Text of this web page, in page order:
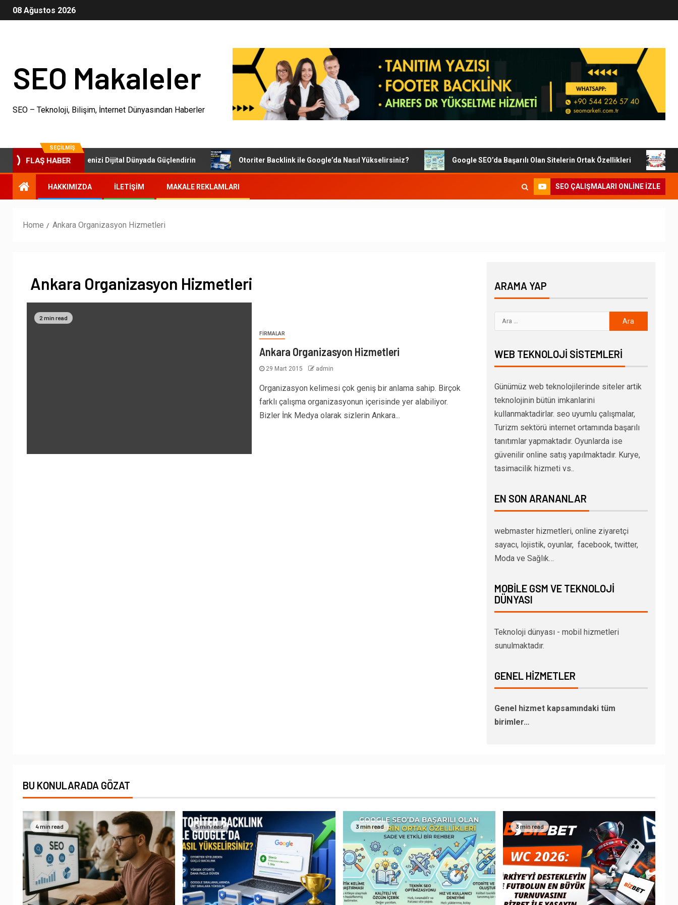
08 Ağustos 2026
SEO Makaleler
SEO – Teknoloji, Bilişim, İnternet Dünyasından Haberler
SEÇILMIŞ
FLAŞ HABER
SEO Paketleri: İşletmenizi Dijital Dünyada Güçlendirin Otoriter Backlink ile Google’da Nasıl Yükselirsiniz? Google SEO’da Başarılı Olan Sitelerin Ortak Özellikleri
HAKKIMIZDA İLETIŞIM MAKALE REKLAMLARI SEO ÇALIŞMALARI ONLINE IZLE
Home Ankara Organizasyon Hizmetleri
Ankara Organizasyon Hizmetleri
2 min read
FIRMALAR
Ankara Organizasyon Hizmetleri
29 Mart 2015 admin
Organizasyon kelimesi çok geniş bir anlama sahip. Birçok
farklı çalışma organizasyonun içerisinde yer alabiliyor.
Bizler İnk Medya olarak sizlerin Ankara...
ARAMA YAP
WEB TEKNOLOJI SISTEMLERI
Günümüz web teknolojilerinde siteler artik
teknolojinin bütün imkanlarini
kullanmaktadirlar. seo uyumlu çalışmalar,
Turizm sektörü internet ortamında başarılı
tanıtımlar yapmaktadır. Oyunlarda ise
güvenilir online satış yapılmaktadır. Kurye,
tasimacilik hizmeti vs..
EN SON ARANANLAR
webmaster hizmetleri, online ziyaretçi
sayacı, lojistik, oyunlar, facebook, twitter,
Moda ve Sağlık…
MOBILE GSM VE TEKNOLOJI
DÜNYASI
Teknoloji dünyası - mobil hizmetleri
sunulmaktadır.
GENEL HIZMETLER
Genel hizmet kapsamındaki tüm
birimler…
BU KONULARADA GÖZAT
4 min read 5 min read 3 min read 3 min read